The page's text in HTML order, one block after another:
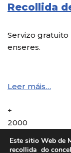
Recollida
Servizo
enseres.
Leer máis…
+
2000
+
Este sitio Web de
recollida do